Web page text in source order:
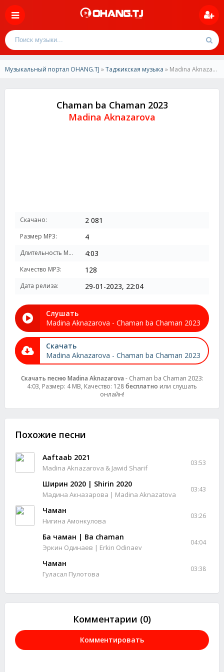
Музыкальный портал OHANG.TJ »Таджикская музыка » Madina Aknazarova - Chaman ba Chaman 2023
Chaman ba Chaman 2023
Madina Aknazarova
Скачано: 2 081
Размер MP3: 4
Длительность MP3: 4:03
Качество MP3: 128
Дата релиза: 29-01-2023, 22:04
Слушать
Madina Aknazarova - Chaman ba Chaman 2023
Скачать
Madina Aknazarova - Chaman ba Chaman 2023
Скачать песню Madina Aknazarova - Chaman ba Chaman 2023:
4:03, Размер: 4 MB, Качество: 128бесплатно или слушать
онлайн!
Похожие песни
Aaftaab 2021
Madina Aknazarova & Jawid Sharif
03:53
Ширин 2020 | Shirin 2020
Мадина Акназарова | Madina Aknazatova
03:43
Чаман
Нигина Амонкулова
03:26
Ба чаман | Ba chaman
Эркин Одинаев | Erkin Odinaev
04:04
Чаман
Гуласал Пулотова
03:38
Комментарии (0)
Комментировать